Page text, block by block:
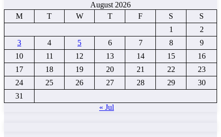
August 2026
M
T W T F S
S
1
2
3
4 5 6 7 8
9
10
11 12 13 14 15
16
17
18 19 20 21 22
23
24
25 26 27 28 29
30
31
« Jul